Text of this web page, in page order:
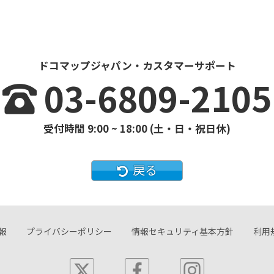
ドコマップジャパン・カスタマーサポート
03-6809-2105
受付時間 9:00 ~ 18:00 (土・日・祝日休)
戻る
プライバシーポリシー 情報セキュリティ基本方針 利用